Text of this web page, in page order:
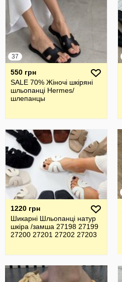
37
550 грн
SALE 70% Жіночі шкіряні
шльопанці Hermes/
шлепанцы
1220 грн
Шикарні Шльопанці натур
шкіра /замша 27198 27199
27200 27201 27202 27203